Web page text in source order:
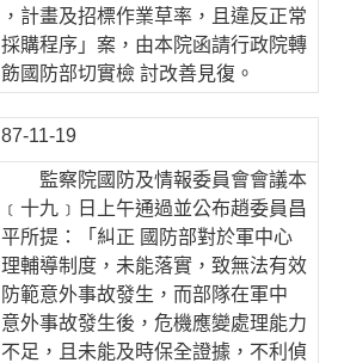
，計畫及招標作業草率，且違反正常
採購程序」案，由本院函請行政院轉
飭國防部切實檢 討改善見復。
87-11-19
監察院國防及情報委員會會議本
﹝十九﹞日上午通過並公布趙委員昌
平所提：「糾正 國防部對於軍中心
理輔導制度，未能落實，致無法有效
防範意外事故發生，而部隊在軍中
意外事故發生後，危機應變處理能力
不足，且未能及時保全證據，不利偵